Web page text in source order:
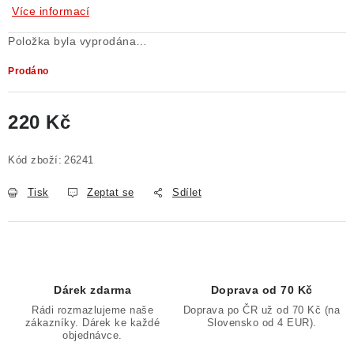
Poučení o právu na odstoupení od smlouvy
Více informací
Položka byla vyprodána…
Prodáno
220 Kč
Kód zboží: 26241
Tisk Zeptat se Sdílet
Dárek zdarma
Rádi rozmazlujeme naše
zákazníky. Dárek ke každé
objednávce.
Doprava od 70 Kč
Doprava po ČR už od 70 Kč (na
Slovensko od 4 EUR).